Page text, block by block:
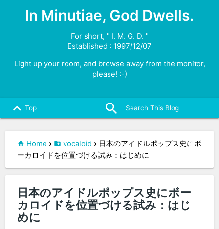
In Minutiae, God Dwells.
For short, " I. M. G. D. "
Established : 1997/12/07
Light up your room, and browse away from the monitor,
please! :-)
keyboard_arrow_up Top search
Home › vocaloid › 日本のアイドルポップス史にボ
ーカロイドを位置づける試み：はじめに
日本のアイドルポップス史にボー
カロイドを位置づける試み：はじ
めに